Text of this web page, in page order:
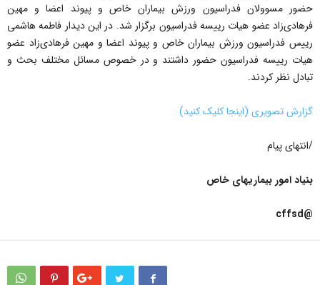
حضور مسوولان فدراسیون ورزش بیماران خاص و پیوند اعضا و مهین
فرهادی‌زاد عضو هیات رییسه فدراسیون برگزار شد. در این دیدار فاطمه هاشمی
رییس فدراسیون ورزش بیماران خاص و پیوند اعضا و مهین فرهادی‌زاد عضو
هیات رییسه فدراسیون حضور داشتند و در خصوص مسائل مختلف بحث و
تبادل نظر کردند.
گزارش تصویری (اینجا کلیک کنید)
/انتهای پیام
بنیاد امور بیماریهای خاص
@cffsd